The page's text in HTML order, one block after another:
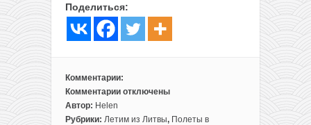
Поделиться:
Комментарии:
Комментарии
к
записи
отключены
Автор: Helen
Рубрики: Летим из Литвы, Полеты в